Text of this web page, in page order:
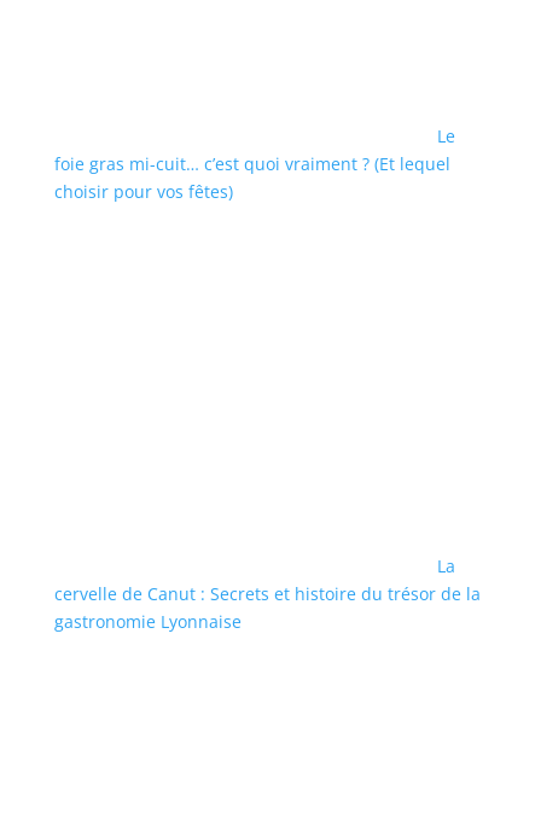
Le
foie gras mi-cuit… c’est quoi vraiment ? (Et lequel
choisir pour vos fêtes)
La
cervelle de Canut : Secrets et histoire du trésor de la
gastronomie Lyonnaise